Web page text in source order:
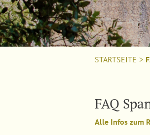
STARTSEITE >
FAQ
Alle Infos zum